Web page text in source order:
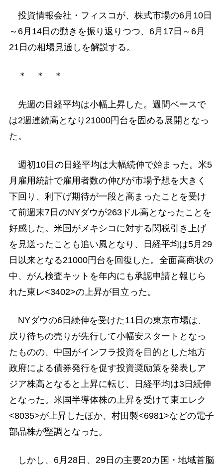
投資情報会社・フィスコが、株式市場の6月10日
～6月14日の動きを振り返りつつ、6月17日～6月
21日の相場見通しを解説する。
＊ ＊ ＊
先週の日経平均は小幅上昇した。週間ベースで
は2週連続高となり21000円台を固める展開となっ
た。
週初10日の日経平均は大幅続伸で始まった。米5
月雇用統計で雇用者数の伸びが市場予想を大きく
下回り、利下げ期待が一段と高まったことを受け
て前週末7日のNYダウが263ドル高となったことを
好感した。米国がメキシコに対する関税引き上げ
を見送ったことも追い風となり、日経平均は5月29
日以来となる21000円台を回復した。全面高商状の
中、がん検査キットを年内にも承認申請と報じら
れた東レ<3402>の上昇が目立った。
NYダウの6日続伸を受けた11日の東京市場は、
戻り待ちの売りが先行して小幅安スタートとなっ
たものの、中国がインフラ投資を目的とした地方
政府による債券発行を促す投資奨励策を発表しア
ジア株高となると上昇に転じ、日経平均は3日続伸
となった。米国半導体株の上昇を受けて東エレク
<8035>が上昇したほか、村田製<6981>などの電子
部品株が堅調となった。
しかし、6月28日、29日の主要20カ国・地域首脳